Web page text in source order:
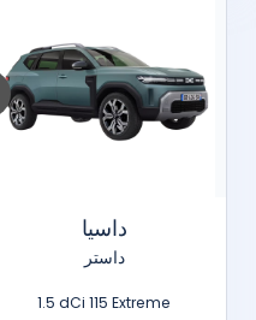
داسيا
داستر
1.5 dCi 115 Extreme